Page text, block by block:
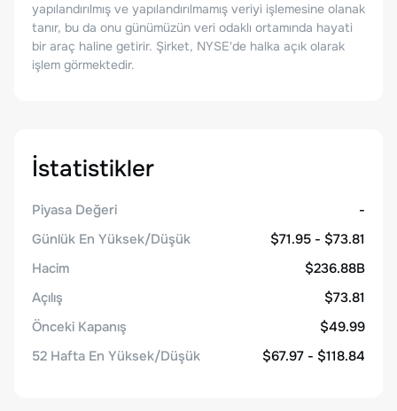
yapılandırılmış ve yapılandırılmamış veriyi işlemesine olanak
tanır, bu da onu günümüzün veri odaklı ortamında hayati
bir araç haline getirir. Şirket, NYSE'de halka açık olarak
işlem görmektedir.
İstatistikler
Piyasa Değeri
-
Günlük En Yüksek/Düşük
$71.95 - $73.81
Hacim
$236.88B
Açılış
$73.81
Önceki Kapanış
$49.99
52 Hafta En Yüksek/Düşük
$67.97 - $118.84